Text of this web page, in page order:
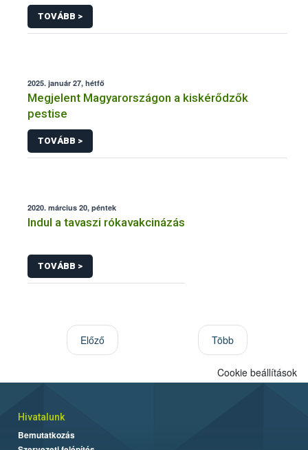
TOVÁBB >
2025. január 27, hétfő
Megjelent Magyarországon a kiskérődzők
pestise
TOVÁBB >
2020. március 20, péntek
Indul a tavaszi rókavakcinázás
TOVÁBB >
Előző Több
Cookie beállítások
Hivatalunk
Bemutatkozás